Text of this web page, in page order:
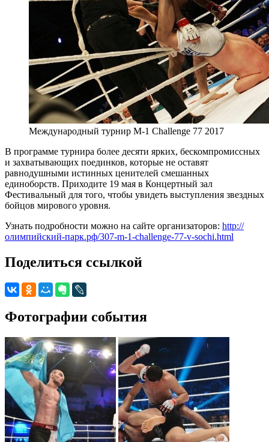
Международный турнир M-1 Challenge 77 2017
В программе турнира более десяти ярких, бескомпромиссных
и захватывающих поединков, которые не оставят
равнодушными истинных ценителей смешанных
единоборств. Приходите 19 мая в Концертный зал
Фестивальный для того, чтобы увидеть выступления звездных
бойцов мирового уровня.
Узнать подробности можно на сайте организаторов: http://
олимпийский-парк.рф/307-m-1-challenge-77-v-sochi.html
Поделиться ссылкой
Фотографии события